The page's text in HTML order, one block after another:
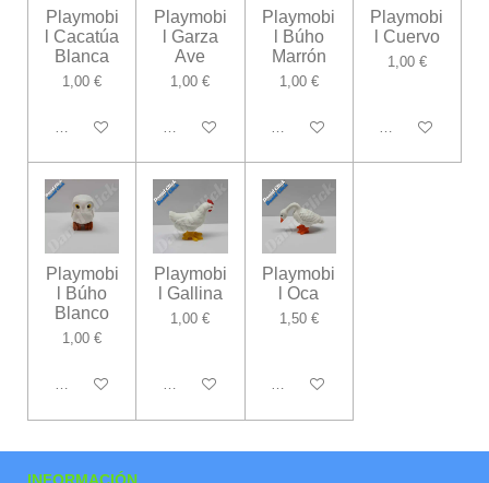
Playmobi
l Cacatúa
Blanca
1,00 €
Añadir al carrito
Playmobi
l Garza
Ave
1,00 €
Añadir al carrito
Playmobi
l Búho
Marrón
1,00 €
Añadir al carrito
Playmobi
l Cuervo
1,00 €
Añadir al carrito
Playmobi
l Búho
Blanco
1,00 €
Añadir al carrito
Playmobi
l Gallina
1,00 €
Añadir al carrito
Playmobi
l Oca
1,50 €
Añadir al carrito
INFORMACIÓN